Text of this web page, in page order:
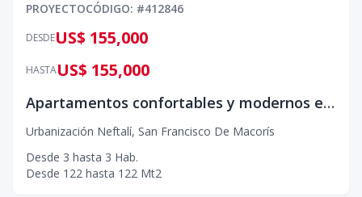
PROYECTOCÓDIGO: #412846
DESDEUS$ 155,000
HASTAUS$ 155,000
Apartamentos confortables y modernos en Residencial Rubi II
Urbanización Neftalí, San Francisco De Macorís
Desde 3 hasta 3 Hab.
Desde 122 hasta 122 Mt2